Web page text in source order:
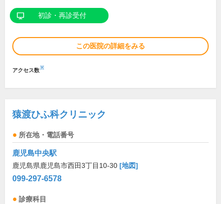
初診・再診受付
この医院の詳細をみる
アクセス数※
猿渡ひふ科クリニック
所在地・電話番号
鹿児島中央駅
鹿児島県鹿児島市西田3丁目10-30 [地図]
099-297-6578
診療科目